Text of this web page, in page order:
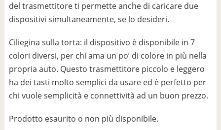
del trasmettitore ti permette anche di caricare due
dispositivi simultaneamente, se lo desideri.
Ciliegina sulla torta: il dispositivo è disponibile in 7
colori diversi, per chi ama un po’ di colore in più nella
propria auto. Questo trasmettitore piccolo e leggero
ha dei tasti molto semplici da usare ed è perfetto per
chi vuole semplicità e connettività ad un buon prezzo.
Prodotto esaurito o non più disponibile.